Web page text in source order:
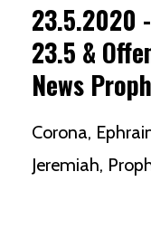
23.5.2020
23.5 &
News
Corona
Jeremiah